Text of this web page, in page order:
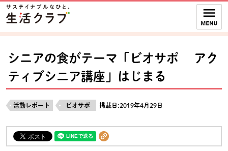
ページの先頭です。
本文へジャンプする。
ここからサイト内共通メニューです。
サイト内共通メニューをスキップする
サイト内共通メニューここまで。
シニアの食がテーマ「ビオサポ アク
ティブシニア講座」はじまる
活動レポート ビオサポ 掲載日:2019年4月29日